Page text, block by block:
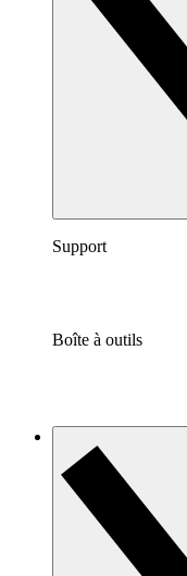
Support
Boîte à outils